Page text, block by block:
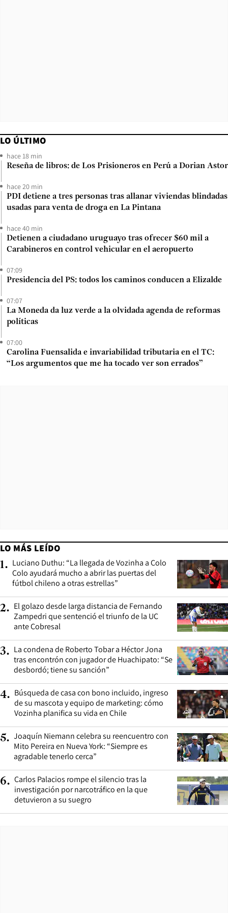
LO ÚLTIMO
hace 18 min
Reseña de libros: de Los Prisioneros en Perú a Dorian Astor
hace 20 min
PDI detiene a tres personas tras allanar viviendas blindadas
usadas para venta de droga en La Pintana
hace 40 min
Detienen a ciudadano uruguayo tras ofrecer $60 mil a
Carabineros en control vehicular en el aeropuerto
07:09
Presidencia del PS: todos los caminos conducen a Elizalde
07:07
La Moneda da luz verde a la olvidada agenda de reformas
políticas
07:00
Carolina Fuensalida e invariabilidad tributaria en el TC:
“Los argumentos que me ha tocado ver son errados”
LO MÁS LEÍDO
1. Luciano Duthu: “La llegada de Vozinha a Colo
Colo ayudará mucho a abrir las puertas del
fútbol chileno a otras estrellas”
2. El golazo desde larga distancia de Fernando
Zampedri que sentenció el triunfo de la UC
ante Cobresal
3. La condena de Roberto Tobar a Héctor Jona
tras encontrón con jugador de Huachipato: “Se
desbordó; tiene su sanción”
4. Búsqueda de casa con bono incluido, ingreso
de su mascota y equipo de marketing: cómo
Vozinha planifica su vida en Chile
5. Joaquín Niemann celebra su reencuentro con
Mito Pereira en Nueva York: “Siempre es
agradable tenerlo cerca”
6. Carlos Palacios rompe el silencio tras la
investigación por narcotráfico en la que
detuvieron a su suegro